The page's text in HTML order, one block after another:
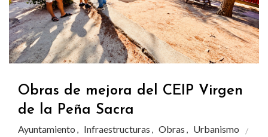
Obras de mejora del CEIP Virgen
de la Peña Sacra
Ayuntamiento , Infraestructuras , Obras , Urbanismo